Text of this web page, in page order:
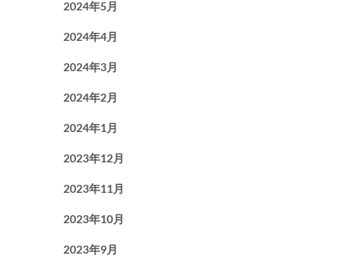
2024年5月
2024年4月
2024年3月
2024年2月
2024年1月
2023年12月
2023年11月
2023年10月
2023年9月